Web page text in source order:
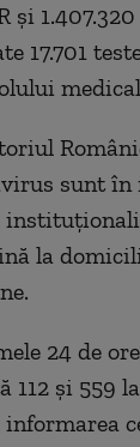
și
17.701
sunt în
la
24 de
112 și 559